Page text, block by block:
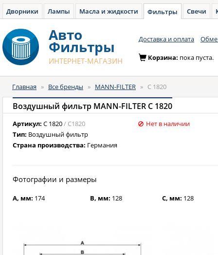
Дворники Лампы Масла и жидкости Фильтры Свечи
Авто
Фильтры
ИНТЕРНЕТ-МАГАЗИН
Доставка и оплата
Корзина: пока пуста.
Главная » Все бренды » MANN-FILTER » C 1820
Воздушный фильтр MANN-FILTER C 1820
Артикул: C 1820/ C1820
Тип: Воздушный фильтр
Страна производства: Германия
Нет в наличии
Фотографии и размеры
A, мм: 174 B, мм: 128 C, мм: 128